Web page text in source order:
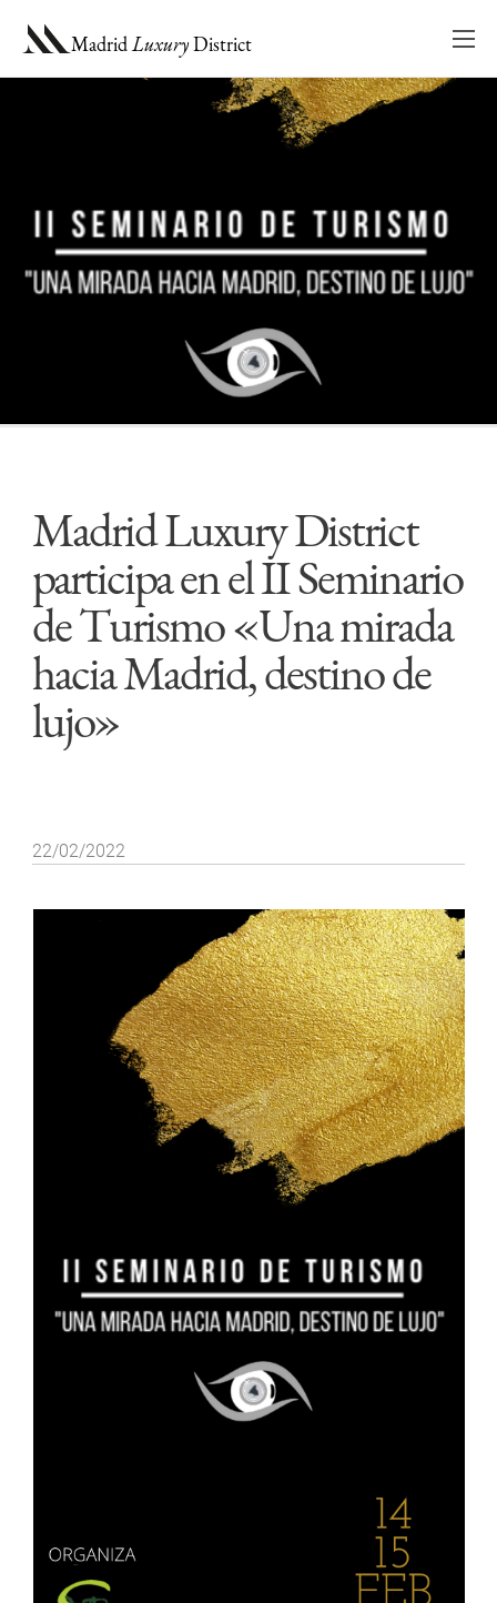
MadridLuxuryDistrict
ES EN
Madrid Luxury District
participa en el II Seminario
de Turismo «Una mirada
hacia Madrid, destino de
lujo»
22/02/2022